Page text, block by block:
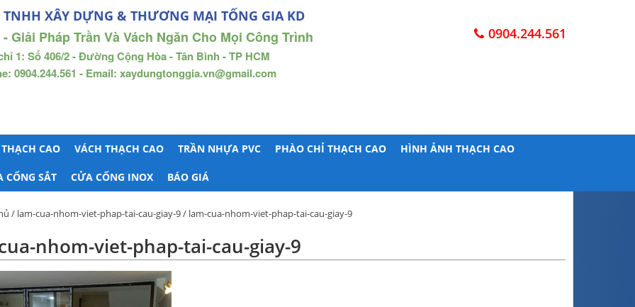
TNHH XÂY DỰNG & THƯƠNG MẠI TỐNG GIA KD
Giải Pháp Trần Và Vách Ngăn Cho Mọi Công Trình
1: Số 406/2 - Đường Cộng Hòa - Tân Bình - TP HCM
0904.244.561 - Email: xaydungtonggia.vn@gmail.com
0904.244.561
CAO VÁCH THẠCH CAO TRẦN NHỰA PVC PHÀO CHỈ THẠCH CAO HÌNH ẢNH THẠCH CAO
CỔNG SẮT CỬA CỔNG INOX BÁO GIÁ
/ lam-cua-nhom-viet-phap-tai-cau-giay-9/ lam-cua-nhom-viet-phap-tai-cau-giay-9
nhom-viet-phap-tai-cau-giay-9